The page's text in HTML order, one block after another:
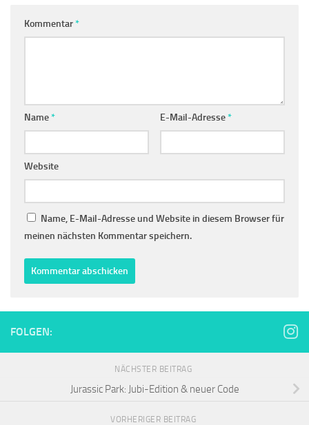
Kommentar*
Name* E-Mail-Adresse*
Website
Name, E-Mail-Adresse und Website in diesem Browser für
meinen nächsten Kommentar speichern.
FOLGEN:
NÄCHSTER BEITRAG
Jurassic Park: Jubi-Edition & neuer Code
VORHERIGER BEITRAG